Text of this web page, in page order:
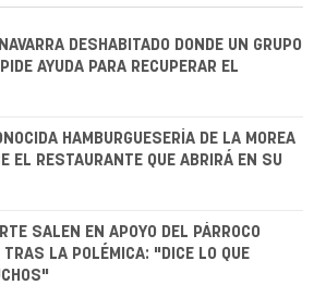
DESHABITADO DONDE UN GRUPO
AYUDA PARA RECUPERAR EL
HAMBURGUESERÍA DE LA MOREA
EL RESTAURANTE QUE ABRIRÁ EN SU
SALEN EN APOYO DEL PÁRROCO
LA POLÉMICA: "DICE LO QUE